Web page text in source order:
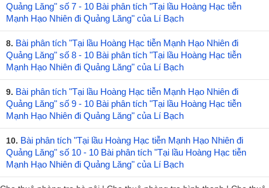
Quảng Lăng" số 7 - 10 Bài phân tích "Tại lầu Hoàng Hạc tiễn
Mạnh Hạo Nhiên đi Quảng Lăng" của Lí Bạch
8. Bài phân tích "Tại lầu Hoàng Hạc tiễn Mạnh Hạo Nhiên đi
Quảng Lăng" số 8 - 10 Bài phân tích "Tại lầu Hoàng Hạc tiễn
Mạnh Hạo Nhiên đi Quảng Lăng" của Lí Bạch
9. Bài phân tích "Tại lầu Hoàng Hạc tiễn Mạnh Hạo Nhiên đi
Quảng Lăng" số 9 - 10 Bài phân tích "Tại lầu Hoàng Hạc tiễn
Mạnh Hạo Nhiên đi Quảng Lăng" của Lí Bạch
10. Bài phân tích "Tại lầu Hoàng Hạc tiễn Mạnh Hạo Nhiên đi
Quảng Lăng" số 10 - 10 Bài phân tích "Tại lầu Hoàng Hạc tiễn
Mạnh Hạo Nhiên đi Quảng Lăng" của Lí Bạch